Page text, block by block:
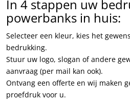
In 4 stappen uw
powerbanks in huis:
Selecteer een kleur, kies het
bedrukking.
Stuur uw logo, slogan of andere
aanvraag (per mail kan ook).
Ontvang een offerte en wij maken
proefdruk voor u.